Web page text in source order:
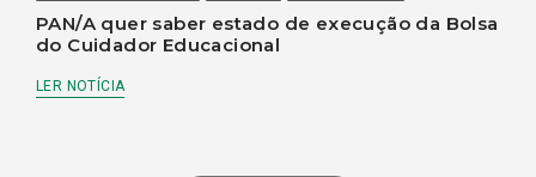
PAN/A quer saber estado de execução da Bolsa
do Cuidador Educacional
LER NOTÍCIA